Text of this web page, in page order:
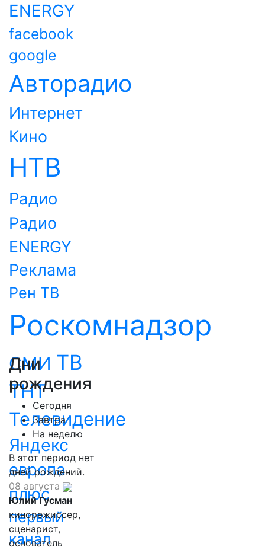
ENERGY
facebook
google
Авторадио
Интернет
Кино
НТВ
Радио
Радио
ENERGY
Реклама
Рен ТВ
Роскомнадзор
СМИ ТВ
ТНТ
Телевидение
Яндекс
европа
плюс
первый
канал
Дни
рождения
Сегодня
Завтра
На неделю
В этот период нет
дней рождений.
08 августа
Юлий Гусман
кинорежиссер,
сценарист,
основатель